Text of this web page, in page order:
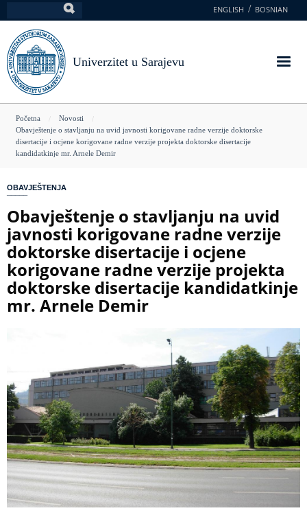
na
glavni
sadržaj
ENGLISH BOSNIAN
Univerzitet u Sarajevu
You
are
here
Početna
Novosti
Obavještenje o stavljanju na uvid javnosti korigovane radne verzije doktorske
disertacije i ocjene korigovane radne verzije projekta doktorske disertacije
kandidatkinje mr. Arnele Demir
OBAVJEŠTENJA
Obavještenje o stavljanju na uvid
javnosti korigovane radne verzije
doktorske disertacije i ocjene
korigovane radne verzije projekta
doktorske disertacije kandidatkinje
mr. Arnele Demir